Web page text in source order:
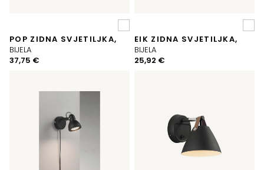
POP ZIDNA SVJETILJKA,
BIJELA
37,75 €
EIK ZIDNA SVJETILJKA,
BIJELA
25,92 €